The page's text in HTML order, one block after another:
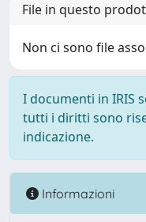
File in questo
Non ci sono file
I documenti in IRIS
tutti i diritti sono
indicazione.
Informazioni